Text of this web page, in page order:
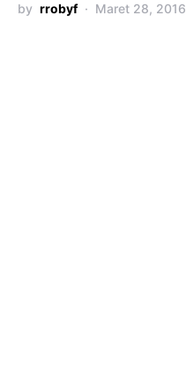
by rrobyf Maret 28, 2016